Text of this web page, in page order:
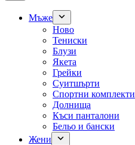
Мъже
Ново
Тениски
Блузи
Якета
Грейки
Суитшърти
Спортни комплекти
Долнища
Къси панталони
Бельо и бански
Жени